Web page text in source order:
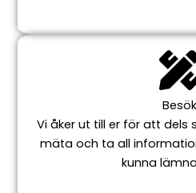
Besök
Vi åker ut till er för att dels
mäta och ta all
kunna